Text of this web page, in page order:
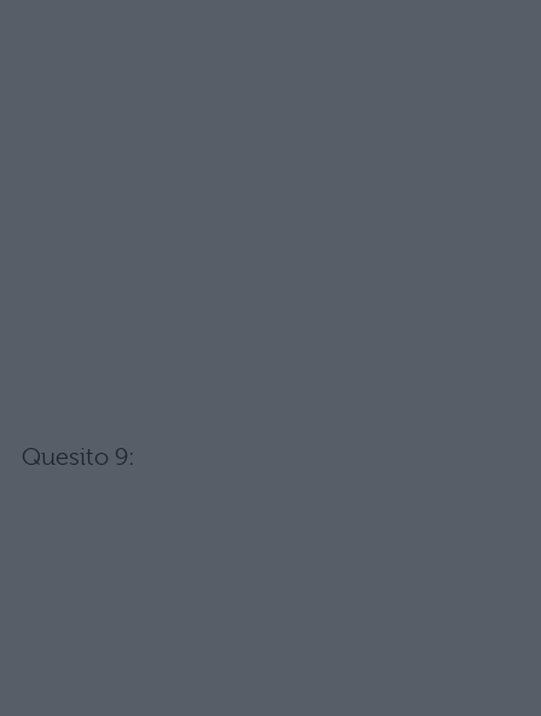
Quesito 9: